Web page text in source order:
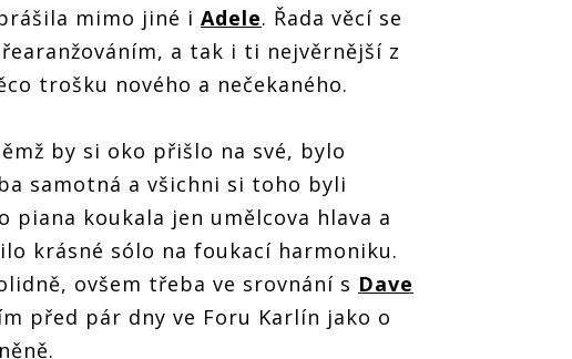
mimo jiné i Adele. Řada věcí se
a tak i ti nejvěrnější z
trošku nového a nečekaného.
by si oko přišlo na své, bylo
samotná a všichni si toho byli
piana koukala jen umělcova hlava a
krásné sólo na foukací harmoniku.
ovšem třeba ve srovnání s Dave
před pár dny ve Foru Karlín jako o